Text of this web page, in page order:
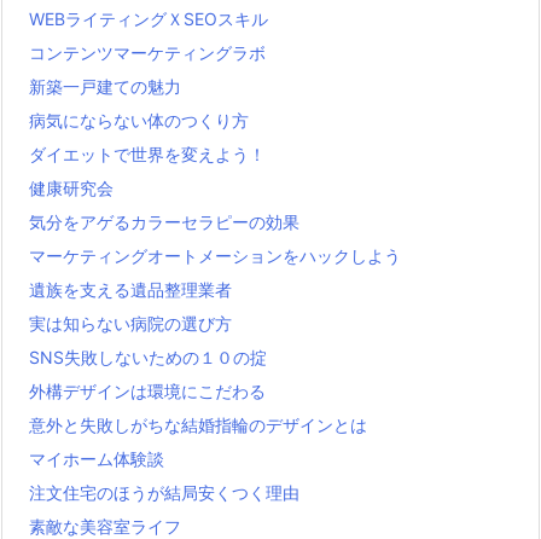
WEBライティングＸSEOスキル
コンテンツマーケティングラボ
新築一戸建ての魅力
病気にならない体のつくり方
ダイエットで世界を変えよう！
健康研究会
気分をアゲるカラーセラピーの効果
マーケティングオートメーションをハックしよう
遺族を支える遺品整理業者
実は知らない病院の選び方
SNS失敗しないための１０の掟
外構デザインは環境にこだわる
意外と失敗しがちな結婚指輪のデザインとは
マイホーム体験談
注文住宅のほうが結局安くつく理由
素敵な美容室ライフ